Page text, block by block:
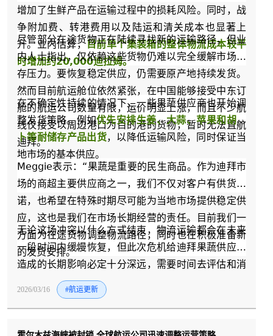
增加了生鲜产品在运输过程中的损耗风险。同时，战
争附加费、转港费用以及陆运和清关成本也显著上
升。业内估算，目前单个集装箱的整体物流成本较平
时增加约20,000迪拉姆。
尽管部分在途货物正在陆续寻找新的运输路径，但业
内人士指出，仅依赖这些货物仍难以完全缓解市场库
存压力。要恢复稳定供应，仍需要原产地持续发货。
然而目前航运舱位依然紧张，在中国能够接受中东订
舱的航运公司数量有限，运价明显上涨，而且不少航
线仅接受以周边港口为目的港的货物，暂时无法直航
迪拜。
在不确定性持续的情况下，一些果蔬供应商也开始调
整发货策略。例如优先安排生姜、大蒜、苹果和胡萝
卜等耐储存产品出货，以降低运输风险，同时保证当
地市场的基本供应。
Meggie表示：“果蔬是重要的民生商品。作为迪拜市
场的商超主要供应商之一，我们不仅对客户有供货承
诺，也希望在特殊时期尽可能为当地市场提供稳定供
应，这也是我们在市场长期经营的责任。目前我们一
方面为在途货物调整物流路径，同时也在积极准备新
的发货安排。”
无论这场冲突以什么方式结束，物流运输都会在未来
一段时间内缓慢恢复，但此次危机给迪拜果蔬供应链
造成的长期影响必定十分深远，需要时间去评估和消
化。此次事件也再次提醒业界，在高度依赖进口的业
务内容下，建立更加灵活和多元化的供应链体系，对
2026/03/16 #航运更新